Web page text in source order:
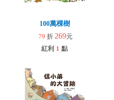
100萬棵樹
79 折 269元
紅利 1 點